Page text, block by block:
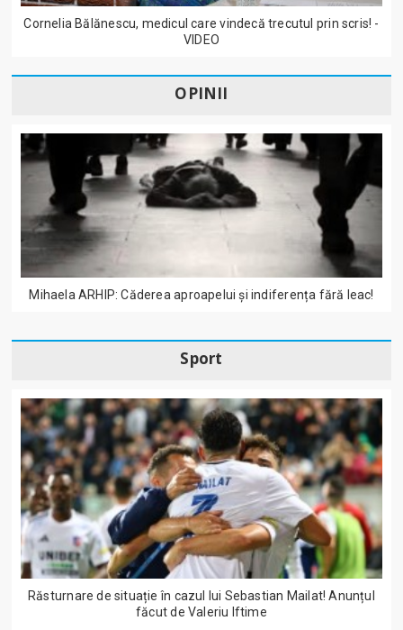
Cornelia Bălănescu, medicul care vindecă trecutul prin scris! -
VIDEO
OPINII
Mihaela ARHIP: Căderea aproapelui și indiferența fără leac!
Sport
Răsturnare de situație în cazul lui Sebastian Mailat! Anunțul
făcut de Valeriu Iftime